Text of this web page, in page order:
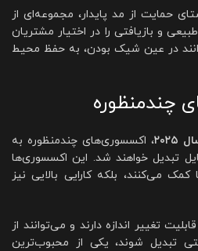
حمایت از مد پایدار، مجموعه‌ای از
و بازیافتی را در اختیار مشتریان
در عین شیک بودن، به حفظ محیط
چندمنظوره
، اکسسوری‌های چندمنظوره به
تبدیل خواهند شد. این اکسسوری‌ها
می‌کنند، بلکه کارایی بالایی نیز
تغییر اندازه دارند و می‌توانند از
تبدیل شوند، یکی از محبوب‌ترین